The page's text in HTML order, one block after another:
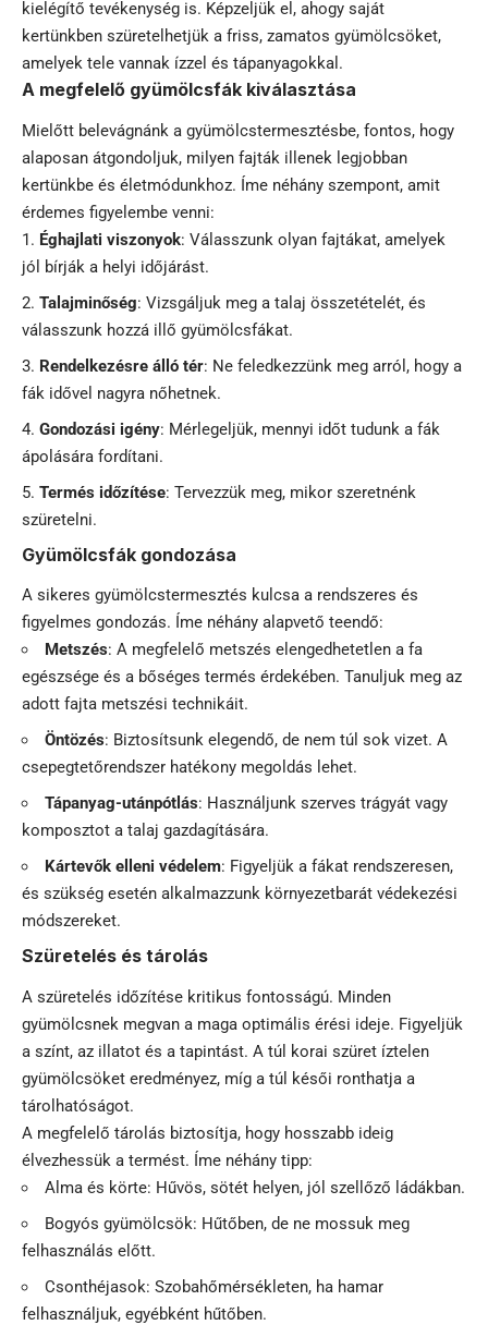
kielégítő tevékenység is. Képzeljük el, ahogy saját
kertünkben szüretelhetjük a friss, zamatos gyümölcsöket,
amelyek tele vannak ízzel és tápanyagokkal.
A megfelelő gyümölcsfák kiválasztása
Mielőtt belevágnánk a gyümölcstermesztésbe, fontos, hogy
alaposan átgondoljuk, milyen fajták illenek legjobban
kertünkbe és életmódunkhoz. Íme néhány szempont, amit
érdemes figyelembe venni:
Éghajlati viszonyok: Válasszunk olyan fajtákat, amelyek
jól bírják a helyi időjárást.
Talajminőség: Vizsgáljuk meg a talaj összetételét, és
válasszunk hozzá illő gyümölcsfákat.
Rendelkezésre álló tér: Ne feledkezzünk meg arról, hogy a
fák idővel nagyra nőhetnek.
Gondozási igény: Mérlegeljük, mennyi időt tudunk a fák
ápolására fordítani.
Termés időzítése: Tervezzük meg, mikor szeretnénk
szüretelni.
Gyümölcsfák gondozása
A sikeres gyümölcstermesztés kulcsa a rendszeres és
figyelmes gondozás. Íme néhány alapvető teendő:
Metszés: A megfelelő metszés elengedhetetlen a fa
egészsége és a bőséges termés érdekében. Tanuljuk meg az
adott fajta metszési technikáit.
Öntözés: Biztosítsunk elegendő, de nem túl sok vizet. A
csepegtetőrendszer hatékony megoldás lehet.
Tápanyag-utánpótlás: Használjunk szerves trágyát vagy
komposztot a talaj gazdagítására.
Kártevők elleni védelem: Figyeljük a fákat rendszeresen,
és szükség esetén alkalmazzunk környezetbarát védekezési
módszereket.
Szüretelés és tárolás
A szüretelés időzítése kritikus fontosságú. Minden
gyümölcsnek megvan a maga optimális érési ideje. Figyeljük
a színt, az illatot és a tapintást. A túl korai szüret íztelen
gyümölcsöket eredményez, míg a túl késői ronthatja a
tárolhatóságot.
A megfelelő tárolás biztosítja, hogy hosszabb ideig
élvezhessük a termést. Íme néhány tipp:
Alma és körte: Hűvös, sötét helyen, jól szellőző ládákban.
Bogyós gyümölcsök: Hűtőben, de ne mossuk meg
felhasználás előtt.
Csonthéjasok: Szobahőmérsékleten, ha hamar
felhasználjuk, egyébként hűtőben.